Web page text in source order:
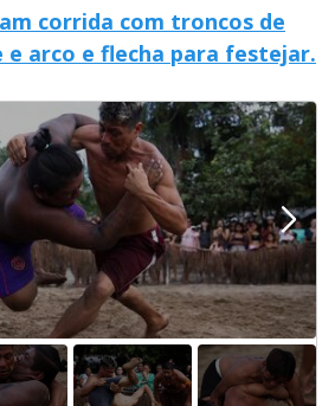
corrida com troncos de
arco e flecha para festejar.